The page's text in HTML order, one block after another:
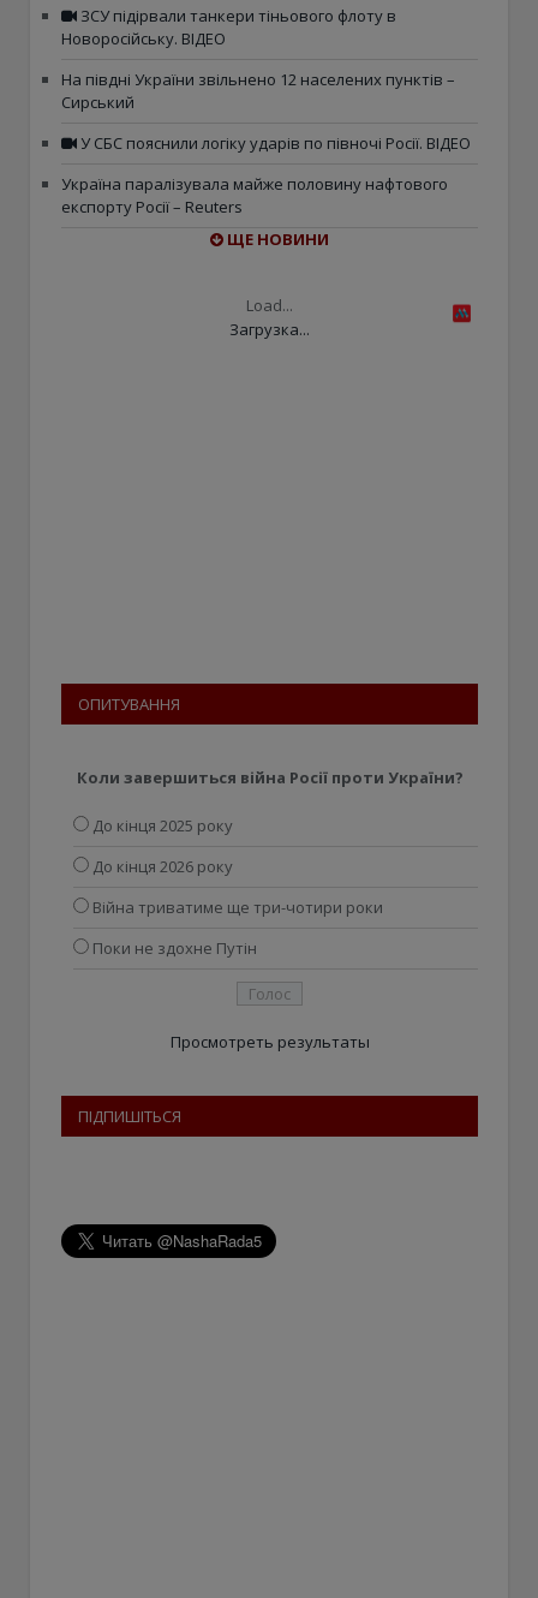
ЗСУ підірвали танкери тіньового флоту в
Новоросійську. ВІДЕО
На півдні України звільнено 12 населених пунктів –
Сирський
У СБС пояснили логіку ударів по півночі Росії. ВІДЕО
Україна паралізувала майже половину нафтового
експорту Росії – Reuters
ЩЕ НОВИНИ
Load...
Загрузка...
ОПИТУВАННЯ
Коли завершиться війна Росії проти України?
До кінця 2025 року
До кінця 2026 року
Війна триватиме ще три-чотири роки
Поки не здохне Путін
Просмотреть результаты
ПІДПИШІТЬСЯ